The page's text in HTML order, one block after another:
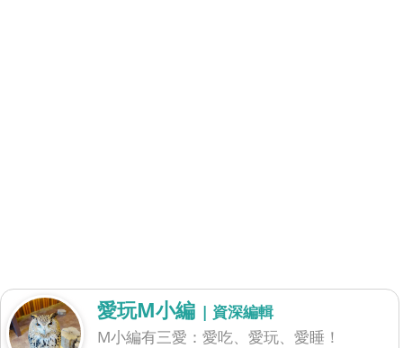
愛玩M小編 | 資深編輯
M小編有三愛：愛吃、愛玩、愛睡！